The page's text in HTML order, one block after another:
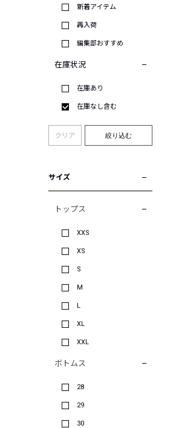
新着アイテム
再入荷
編集部おすすめ
在庫状況
在庫あり
在庫なし含む
クリア 絞り込む
サイズ
トップス
XXS
XS
S
M
L
XL
XXL
ボトムス
28
29
30